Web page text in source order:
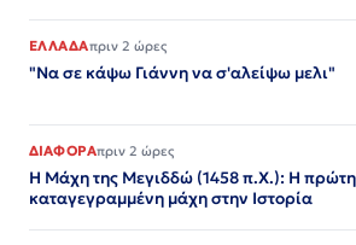
ΕΛΛΑΔΑπριν 2 ώρες
"Να σε κάψω Γιάννη να σ'αλείψω μελι"
ΔΙΑΦΟΡΑπριν 2 ώρες
Η Μάχη της Μεγιδδώ (1458 π.Χ.): Η πρώτη
καταγεγραμμένη μάχη στην Ιστορία